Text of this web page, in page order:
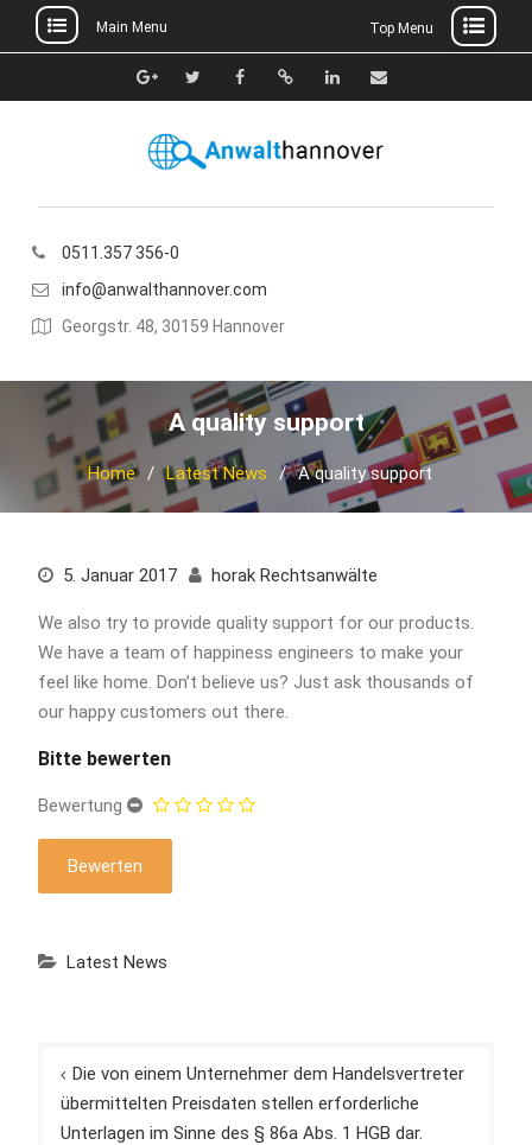
to
Main Menu Top Menu
Google+TwitterFacebook
Xing Linkedin
E-
0511.357 356-0
info@anwalthannover.com
Georgstr. 48, 30159 Hannover
A quality support
Home Latest News A quality support
5. Januar 2017 horak Rechtsanwälte
We also try to provide quality support for our products.
We have a team of happiness engineers to make your
feel like home. Don’t believe us? Just ask thousands of
our happy customers out there.
Bitte bewerten
Bewertung
Latest News
Die von einem Unternehmer dem Handelsvertreter
übermittelten Preisdaten stellen erforderliche
Unterlagen im Sinne des § 86a Abs. 1 HGB dar.